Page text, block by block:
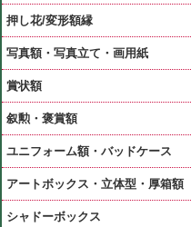
押し花/変形額縁
写真額・写真立て・画用紙
賞状額
叙勲・褒賞額
ユニフォーム額・バッドケース
アートボックス・立体型・厚箱額
シャドーボックス